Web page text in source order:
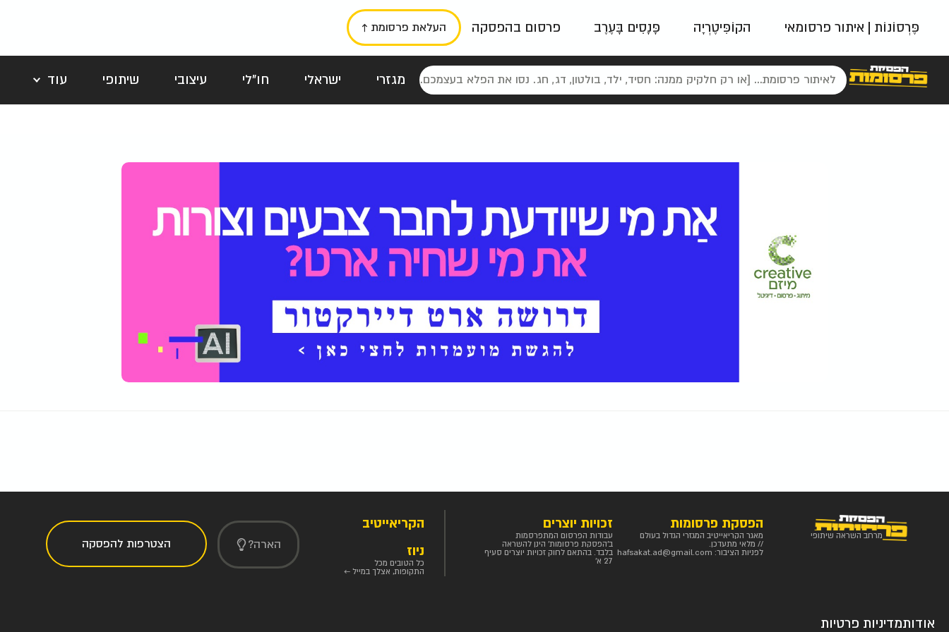
פֶּרְסוֹנוֹת | איתור פרסומאי הקוֹפִּיטֶרְיָה פָּנָסִים בָּעֶרֶב פרסום בהפסקה העלאת פרסומת ↑
מגזרי ישראלי חו"לי עיצובי שיתופי
עוד
פאשן
ניינטיז נוסטלגי כרזות טיפוגרפי
מרחב השראה שיתופי
הפסקת פרסומות
מאגר הקריאייטיב המגזרי הגדול בעולם
// מלאי מתעדכן.
לפניות הציבור: hafsakat.ad@gmail.com
זכויות יוצרים
עבודות הפרסום המתפרסמות
ב'הפסקת פרסומות' הינן להשראה
בלבד. בהתאם לחוק זכויות יוצרים סעיף
27 א'
הקריאייטיב
ניוז
כל הטובים מכל
התקופות, אצלך במייל ←
הארה? הצטרפות להפסקה
אודותמדיניות פרטיות